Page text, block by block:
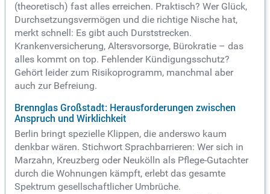
(theoretisch) fast alles erreichen. Praktisch? Wer Glück,
Durchsetzungsvermögen und die richtige Nische hat,
merkt schnell: Es gibt auch Durststrecken.
Krankenversicherung, Altersvorsorge, Bürokratie – das
alles kommt on top. Fehlender Kündigungsschutz?
Gehört leider zum Risikoprogramm, manchmal aber
auch zur Befreiung.
Brennglas Großstadt: Herausforderungen zwischen
Anspruch und Wirklichkeit
Berlin bringt spezielle Klippen, die anderswo kaum
denkbar wären. Stichwort Sprachbarrieren: Wer sich in
Marzahn, Kreuzberg oder Neukölln als Pflege-Gutachter
durch die Wohnungen kämpft, erlebt das gesamte
Spektrum gesellschaftlicher Umbrüche.